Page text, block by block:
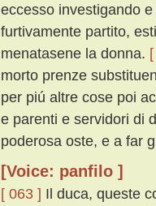
eccesso investigando
furtivamente partito,
menatasene la donna.
morto prenze
per piú altre cose poi
e parenti e servidori di
poderosa oste, e a far
[Voice: panfilo ]
[ 063 ] Il duca, queste